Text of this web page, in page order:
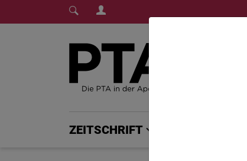
Login Menu
ZEITSCHRIFT